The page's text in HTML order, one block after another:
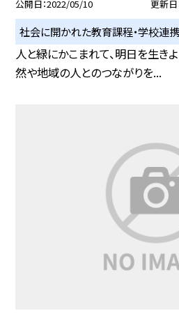
公開日 2022/05/10 更新日
社会に開かれた教育課程・学校連
人と緑にかこまれて、明日を生き
然や地域の人とのつながりを...